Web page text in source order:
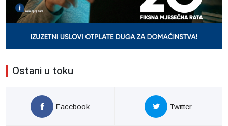
Ostani u toku
Facebook Twitter